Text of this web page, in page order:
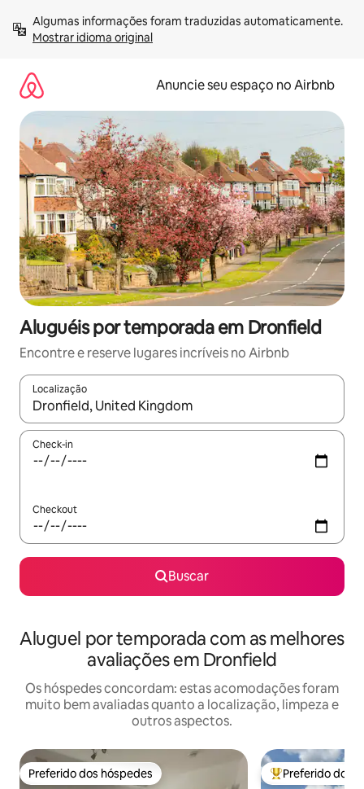
para
Mostrar idioma original
Anuncie seu espaço no Airbnb
Aluguéis por temporada em Dronfield
Encontre e reserve lugares incríveis no Airbnb
Localização
Quando os resultados estiverem disponíveis, explore-os
Check-in
Checkout
Buscar
Aluguel por temporada com as melhores
avaliações em Dronfield
Os hóspedes concordam: estas acomodações foram
muito bem avaliadas quanto a localização, limpeza e
outros aspectos.
Preferido dos hóspedes
Preferido dos hóspedes Entre os
Preferido dos